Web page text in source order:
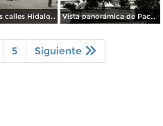
Cruce de las calles Hidalgo y Ocampo Vista panorámica de Pachuca
5 Siguiente